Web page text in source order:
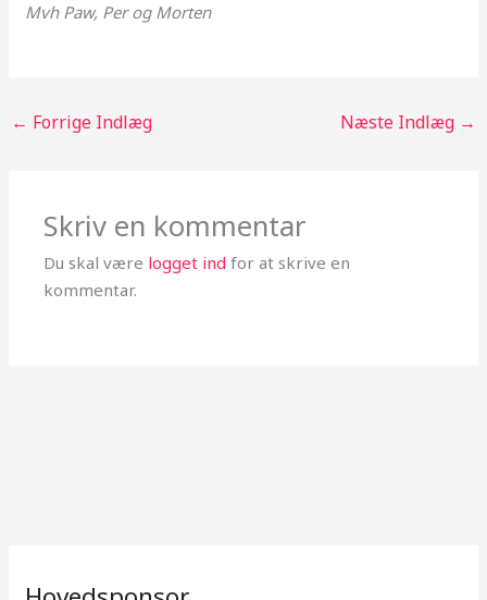
Mvh Paw, Per og Morten
← Forrige Indlæg Næste Indlæg →
Skriv en kommentar
Du skal være logget ind for at skrive en
kommentar.